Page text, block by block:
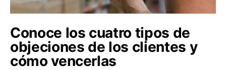
Conoce los cuatro tipos de
objeciones de los clientes y
cómo vencerlas